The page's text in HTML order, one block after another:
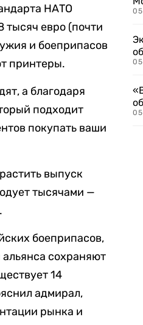
НАТО
тысяч евро (почти
и боеприпасов
принтеры.
а благодаря
подходит
покупать ваши
выпуск
тысячами —
боеприпасов,
альянса сохраняют
14
адмирал,
рынка и